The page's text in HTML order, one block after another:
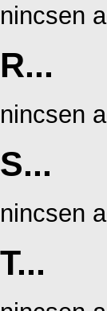
nincsen
R...
nincsen
S...
nincsen
T...